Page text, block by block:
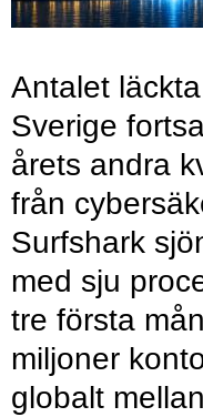
Antalet
Sverige
årets andra
från
Surfshark
med sju
tre första
miljoner
globalt